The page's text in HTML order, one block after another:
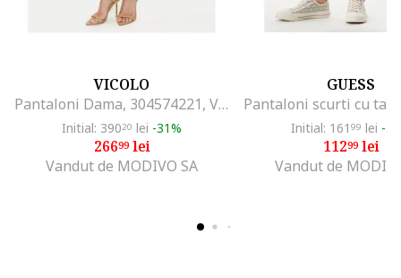
VICOLO
Pantaloni Dama, 304574221, Viscoza, 79674, Roz
Initial: 39020 lei -31%
26699lei
Vandut de MODIVO SA
GUESS
Initial: 161 99 lei -
11299lei
Vandut de